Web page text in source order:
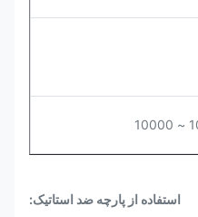
استفاده از پارچه ضد استاتیک: